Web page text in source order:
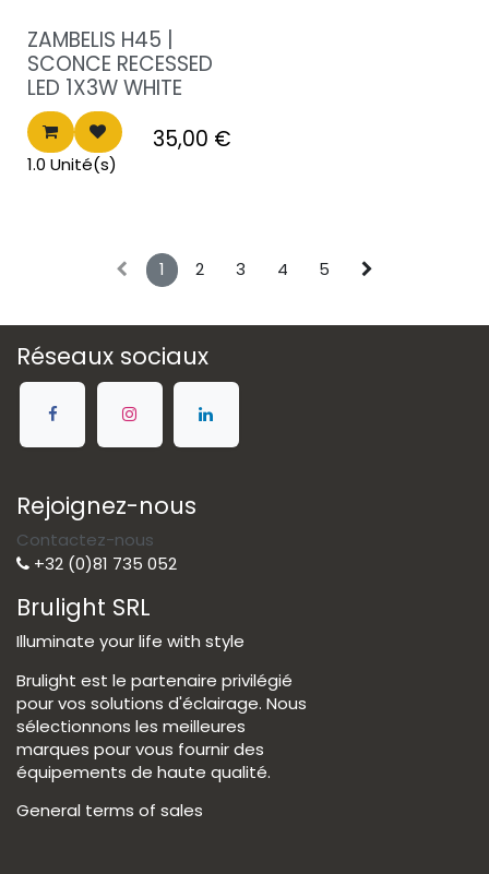
Destockage!
ZAMBELIS H45 |
SCONCE RECESSED
LED 1X3W WHITE
35,00 €
1.0 Unité(s)
1 2 3 4 5
Réseaux sociaux
Rejoignez-nous
Contactez-nous
+32 (0)81 735 052
Brulight SRL
Illuminate your life with style
Brulight est le partenaire privilégié
pour vos solutions d'éclairage. Nous
sélectionnons les meilleures
marques pour vous fournir des
équipements de haute qualité.
General terms of sales